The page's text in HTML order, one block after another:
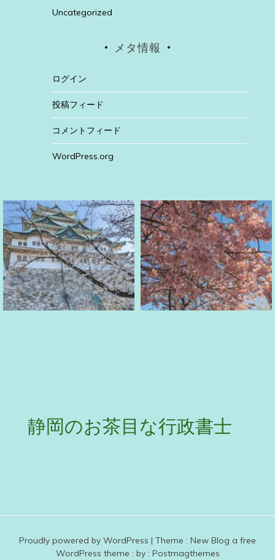
Uncategorized
メタ情報
ログイン
投稿フィード
コメントフィード
WordPress.org
静岡のお茶目な行政書士
Proudly powered by WordPress | Theme : New Blog a free
WordPress theme : by : Postmagthemes